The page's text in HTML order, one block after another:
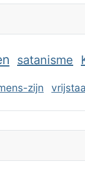
satanisme
zijn